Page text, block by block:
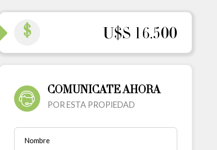
$ U$S 16.500
COMUNICATE AHORA
POR ESTA PROPIEDAD